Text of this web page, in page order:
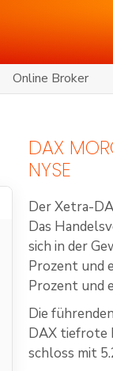
Online Broker
DAX
NYSE
Der Xetra-
Das
sich in der
Prozent und
Prozent und
Die
DAX tiefrote
schloss mit